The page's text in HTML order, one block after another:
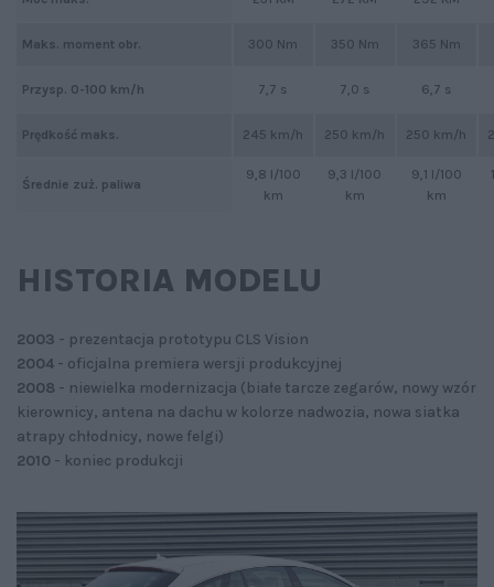
300 Nm 350 Nm 365 Nm
7,7 s 7,0 s 6,7 s
245 km/h 250 km/h 250 km/h
9,8 l/100
km
9,3 l/100
km
9,1 l/100
km
Maks. moment obr.
Przysp. 0-100 km/h
Prędkość maks.
Średnie zuż. paliwa
HISTORIA MODELU
2003 - prezentacja prototypu CLS Vision
2004 - oficjalna premiera wersji produkcyjnej
2008 - niewielka modernizacja (białe tarcze zegarów, nowy wzór
kierownicy, antena na dachu w kolorze nadwozia, nowa siatka
atrapy chłodnicy, nowe felgi)
2010 - koniec produkcji